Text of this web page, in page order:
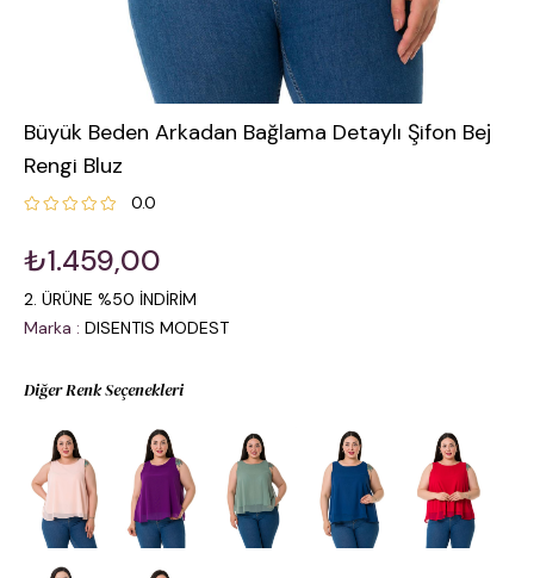
Büyük Beden Arkadan Bağlama Detaylı Şifon Bej
Rengi Bluz
0.0
₺1.459,00
2. ÜRÜNE %50 İNDİRİM
Marka : DISENTIS MODEST
Diğer Renk Seçenekleri